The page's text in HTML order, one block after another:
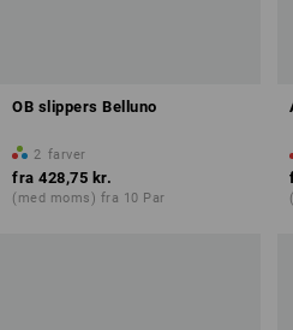
OB slippers Belluno
2 farver
fra 428,75 kr.
(med moms) fra 10 Par